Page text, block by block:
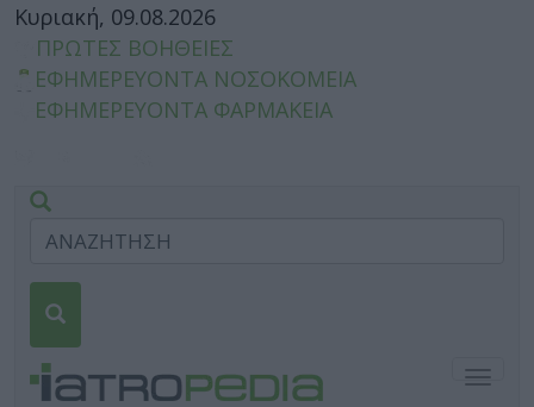
Κυριακή, 09.08.2026
ΠΡΩΤΕΣ ΒΟΗΘΕΙΕΣ
ΕΦΗΜΕΡΕΥΟΝΤΑ ΝΟΣΟΚΟΜΕΙΑ
ΕΦΗΜΕΡΕΥΟΝΤΑ ΦΑΡΜΑΚΕΙΑ